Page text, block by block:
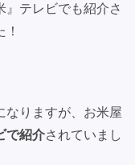
』テレビでも紹介さ
なりますが、お米屋
で紹介されていまし